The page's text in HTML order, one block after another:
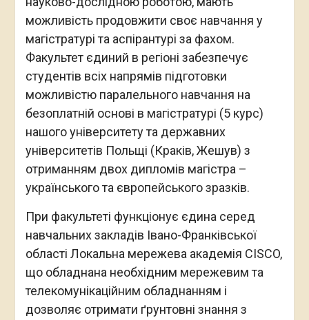
можливість продовжити своє навчання у
магістратурі та аспірантурі за фахом.
Факультет єдиний в регіоні забезпечує
студентів всіх напрямів підготовки
можливістю паралельного навчання на
безоплатній основі в магістратурі (5 курс)
нашого університету та державних
університетів Польщі (Краків, Жешув) з
отриманням двох дипломів магістра –
українського та європейського зразків.
При факультеті функціонує єдина серед
навчальних закладів Івано-Франківської
області Локальна мережева академія CISCO,
що обладнана необхідним мережевим та
телекомунікаційним обладнанням і
дозволяє отримати ґрунтовні знання з